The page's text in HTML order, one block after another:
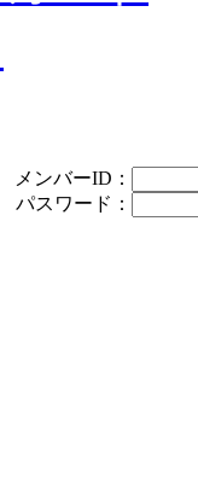
メンバーID：
パスワード：